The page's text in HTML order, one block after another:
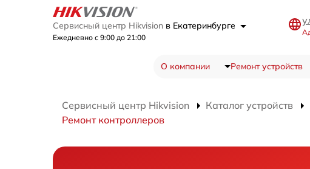
Сервисный центр Hikvision в Екатеринбурге
Ежедневно с 9:00 до 21:00
О компании Ремонт устройств
Сервисный центр Hikvision Каталог устройств
Ремонт контроллеров